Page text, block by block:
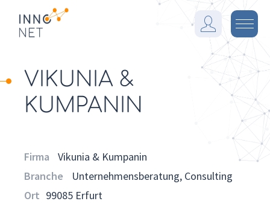
F
a
r
M
e
n
ü
VIKUNIA &
KUMPANIN
Firma
Vikunia & Kumpanin
Branche
Unternehmensberatung, Consulting
Ort 99085 Erfurt